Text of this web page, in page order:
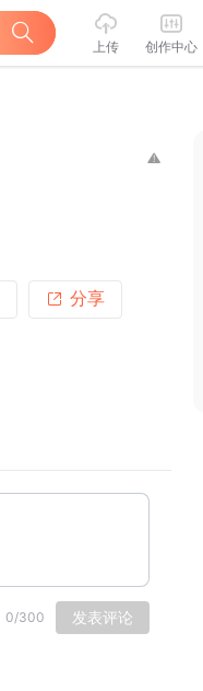
上传 创作中心
分享
0/300 发表评论